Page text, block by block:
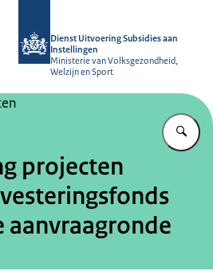
Dienst Uitvoering Subsidies aan
Instellingen
Ministerie van Volksgezondheid,
Welzijn en Sport
projecten
aanvraagronde